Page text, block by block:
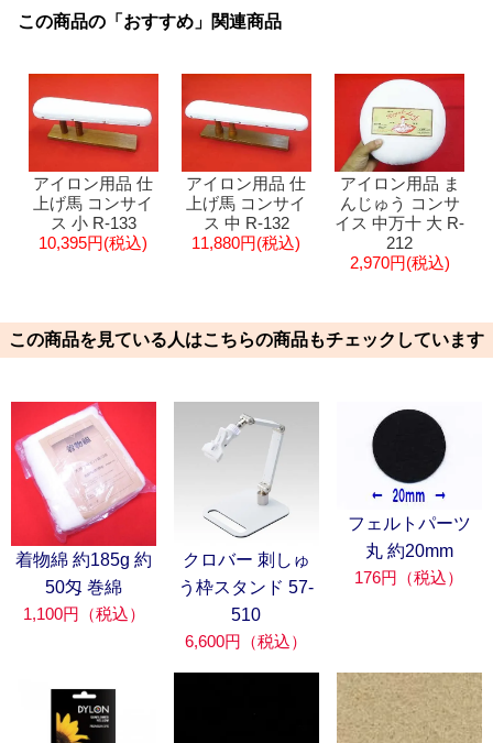
この商品の「おすすめ」関連商品
アイロン用品 仕
上げ馬 コンサイ
ス 小 R-133
10,395円(税込)
アイロン用品 仕
上げ馬 コンサイ
ス 中 R-132
11,880円(税込)
アイロン用品 ま
んじゅう コンサ
イス 中万十 大 R-
212
2,970円(税込)
この商品を見ている人はこちらの商品もチェックしています
着物綿 約185g 約
50匁 巻綿
1,100円（税込）
クロバー 刺しゅ
う枠スタンド 57-
510
6,600円（税込）
フェルトパーツ
丸 約20mm
176円（税込）